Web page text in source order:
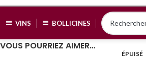
VINS BOLLICINES
VOUS POURRIEZ AIMER…
ÉPUISÉ